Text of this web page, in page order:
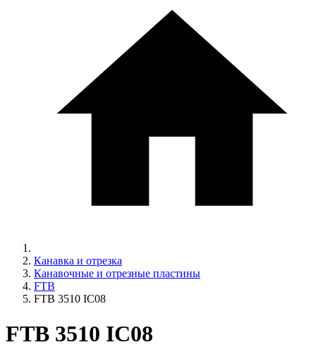
Канавка и отрезка
Канавочные и отрезные пластины
FTB
FTB 3510 IC08
FTB 3510 IC08